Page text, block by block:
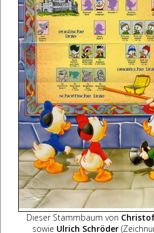
Dieser Stammbaum von
sowie Ulrich Schröder